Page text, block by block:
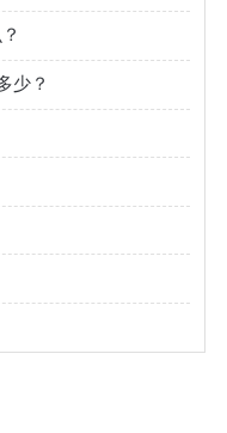
少？